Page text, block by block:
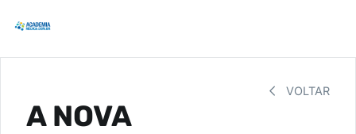
VOLTAR
A NOVA